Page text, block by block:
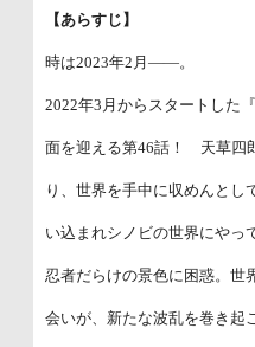
【あらすじ】
時は2023年2月――。
2022年3月からスタートした
面を迎える第46話！ 天草四
り、世界を手中に収めんとし
い込まれシノビの世界にやっ
忍者だらけの景色に困惑。世
会いが、新たな波乱を巻き起